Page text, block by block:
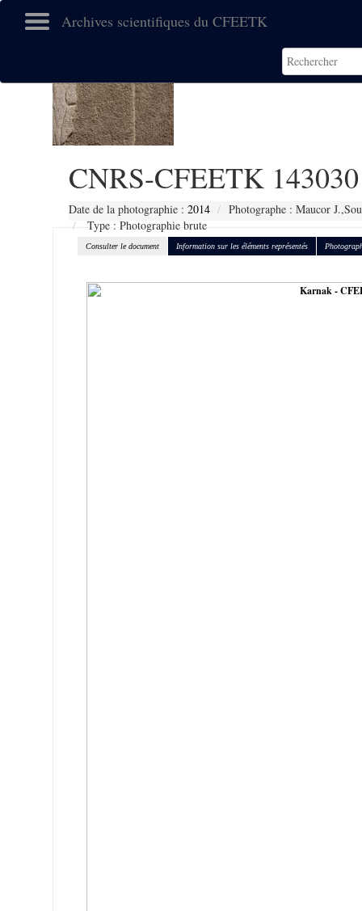
Archives scientifiques du CFEETK
CNRS-CFEETK 143030
Date de la photographie : 2014
Photographe : Maucor
Type : Photographie brute
Consulter le document Information sur les éléments représentés